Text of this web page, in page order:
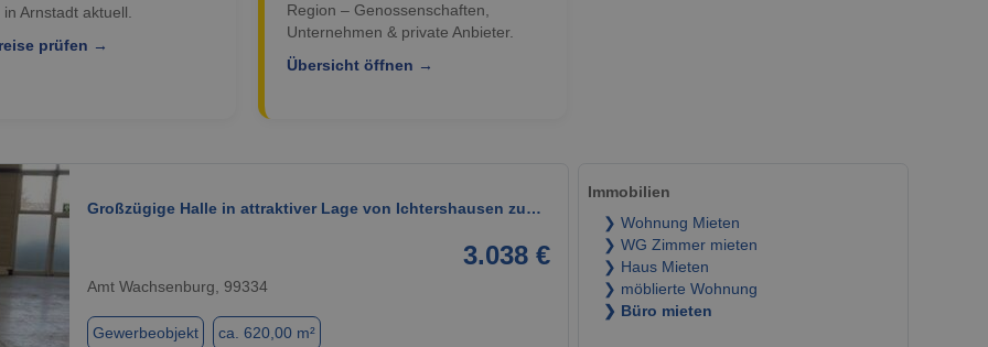
Arnstadt aktuell.
prüfen →
Region – Genossenschaften,
Unternehmen & private Anbieter.
Übersicht öffnen →
Großzügige Halle in attraktiver Lage von Ichtershausen zu…
3.038 €
Amt Wachsenburg, 99334
Gewerbeobjekt ca. 620,00 m²
Immobilien
❯ Wohnung Mieten
❯ WG Zimmer mieten
❯ Haus Mieten
❯ möblierte Wohnung
❯ Büro mieten